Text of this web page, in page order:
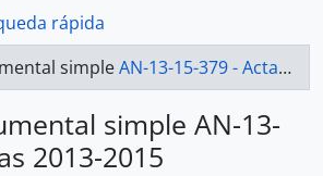
rápida
simpleAN-13-15-379 - Actas 2013-2015
simple AN-13-
2013-2015